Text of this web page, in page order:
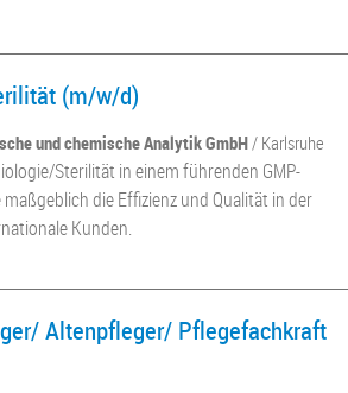
(m/w/d)
und chemische Analytik GmbH/ Karlsruhe
Sterilität in einem führenden GMP-
die Effizienz und Qualität in der
Kunden.
Altenpfleger/ Pflegefachkraft